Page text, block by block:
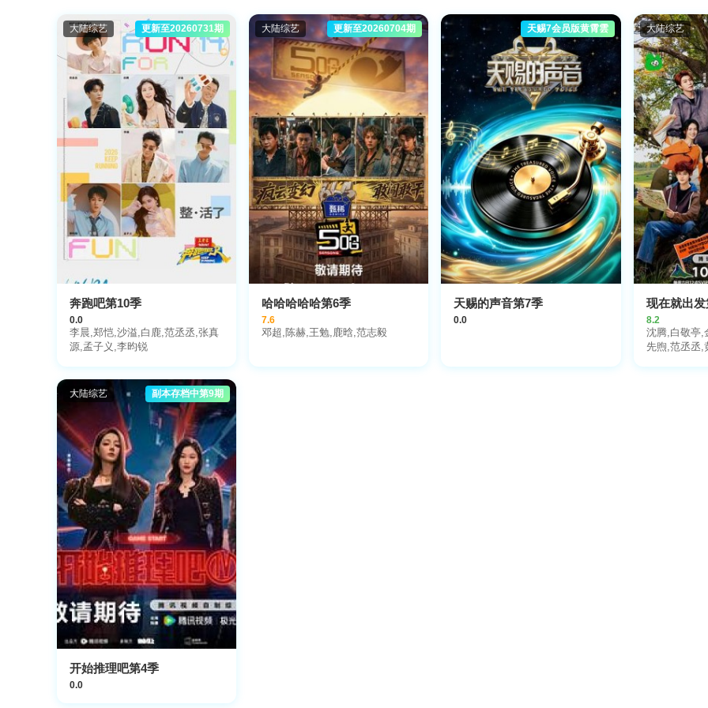
大陆综艺 更新至20260731期
奔跑吧第10季
0.0
李晨,郑恺,沙溢,白鹿,范丞丞,张真
源,孟子义,李昀锐
大陆综艺 更新至20260704期
哈哈哈哈哈第6季
7.6
邓超,陈赫,王勉,鹿晗,范志毅
天赐7会员版黄霄雲
天赐的声音第7季
0.0
大陆综艺
现在就出发
8.2
沈腾,白敬亭,
先煦,范丞丞,
大陆综艺 副本存档中第9期
开始推理吧第4季
0.0